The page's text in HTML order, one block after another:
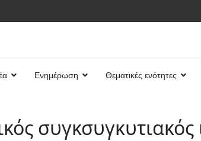
Ενημέρωση Θεματικές ενότητες
συγκσυγκυτιακός